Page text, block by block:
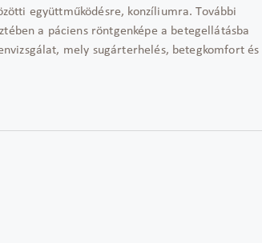
együttműködésre, konzíliumra. További
a páciens röntgenképe a betegellátásba
mely sugárterhelés, betegkomfort és